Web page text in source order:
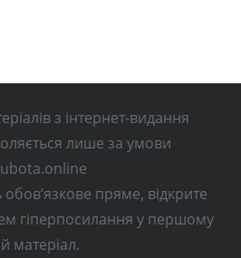
з інтернет-видання
лише за умови
пряме, відкрите
гіперпосилання у першому
матеріал.